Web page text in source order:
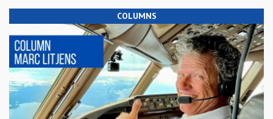
COLUMNS